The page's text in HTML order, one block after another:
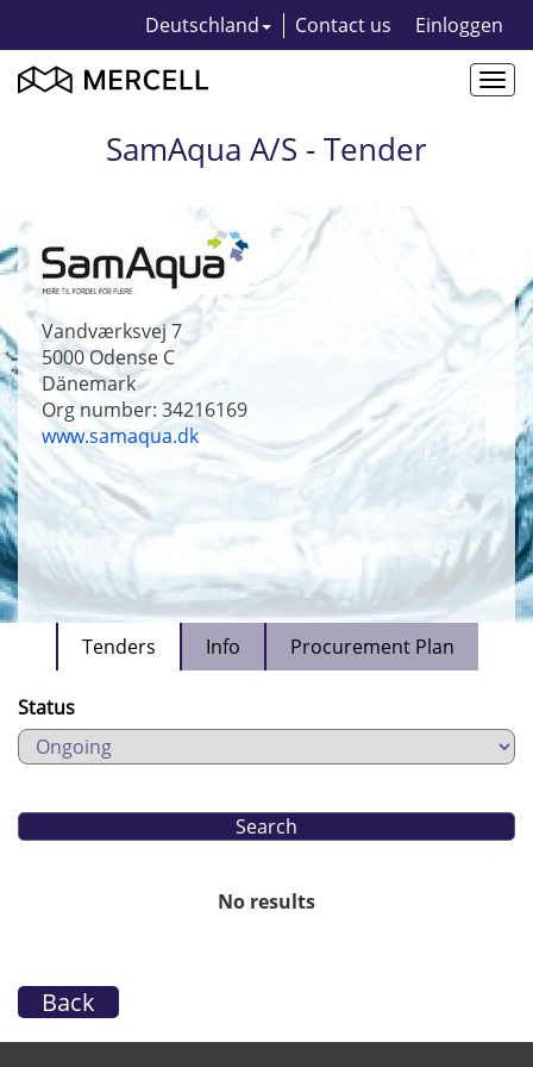
Deutschland Contact us Einloggen
SamAqua A/S - Tender
Vandværksvej 7
5000Odense C
Dänemark
Org number: 34216169
www.samaqua.dk
Tenders Info Procurement Plan
Status
No results
Back